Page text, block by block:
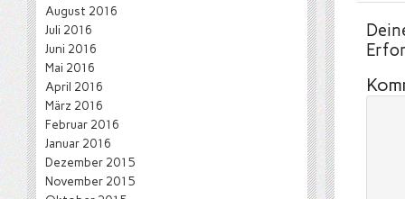
August 2016
Juli 2016
Juni 2016
Mai 2016
April 2016
März 2016
Februar 2016
Januar 2016
Dezember 2015
November 2015